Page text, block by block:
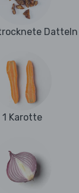
Datteln
1 Karotte